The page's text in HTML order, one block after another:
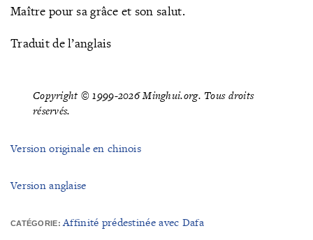
Maître pour sa grâce et son salut.
Traduit de l’anglais
Copyright © 1999-2026 Minghui.org. Tous droits
réservés.
Version originale en chinois
Version anglaise
CATÉGORIE:Affinité prédestinée avec Dafa